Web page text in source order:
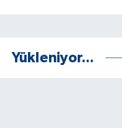
Yükleniyor...